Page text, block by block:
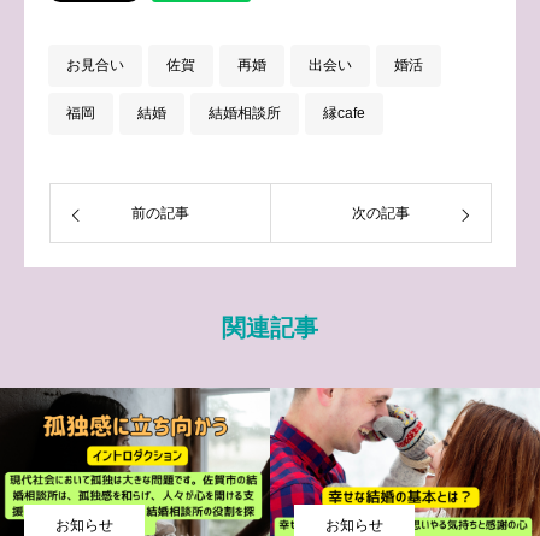
お見合い 佐賀 再婚 出会い 婚活
福岡 結婚 結婚相談所 縁cafe
前の記事 次の記事
関連記事
お知らせ お知らせ